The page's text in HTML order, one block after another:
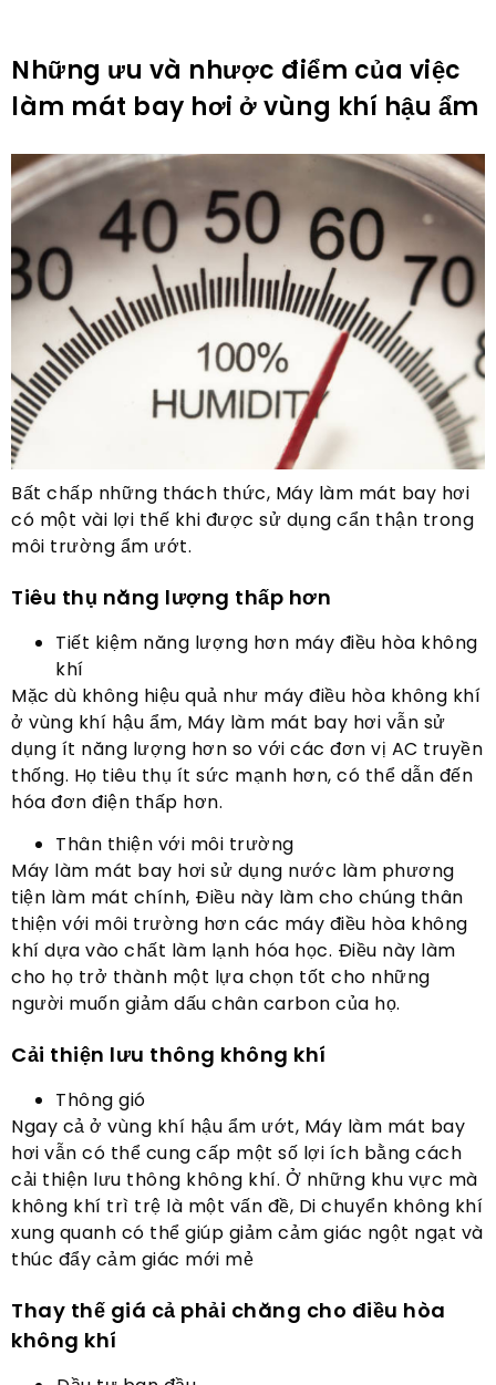
Những ưu và nhược điểm của việc
làm mát bay hơi ở vùng khí hậu ẩm
Bất chấp những thách thức, Máy làm mát bay hơi
có một vài lợi thế khi được sử dụng cẩn thận trong
môi trường ẩm ướt.
Tiêu thụ năng lượng thấp hơn
Tiết kiệm năng lượng hơn máy điều hòa không
khí
Mặc dù không hiệu quả như máy điều hòa không khí
ở vùng khí hậu ẩm, Máy làm mát bay hơi vẫn sử
dụng ít năng lượng hơn so với các đơn vị AC truyền
thống. Họ tiêu thụ ít sức mạnh hơn, có thể dẫn đến
hóa đơn điện thấp hơn.
Thân thiện với môi trường
Máy làm mát bay hơi sử dụng nước làm phương
tiện làm mát chính, Điều này làm cho chúng thân
thiện với môi trường hơn các máy điều hòa không
khí dựa vào chất làm lạnh hóa học. Điều này làm
cho họ trở thành một lựa chọn tốt cho những
người muốn giảm dấu chân carbon của họ.
Cải thiện lưu thông không khí
Thông gió
Ngay cả ở vùng khí hậu ẩm ướt, Máy làm mát bay
hơi vẫn có thể cung cấp một số lợi ích bằng cách
cải thiện lưu thông không khí. Ở những khu vực mà
không khí trì trệ là một vấn đề, Di chuyển không khí
xung quanh có thể giúp giảm cảm giác ngột ngạt và
thúc đẩy cảm giác mới mẻ
Thay thế giá cả phải chăng cho điều hòa
không khí